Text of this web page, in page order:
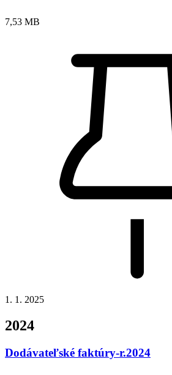
7,53 MB
1. 1. 2025
2024
Dodávateľské faktúry-r.2024